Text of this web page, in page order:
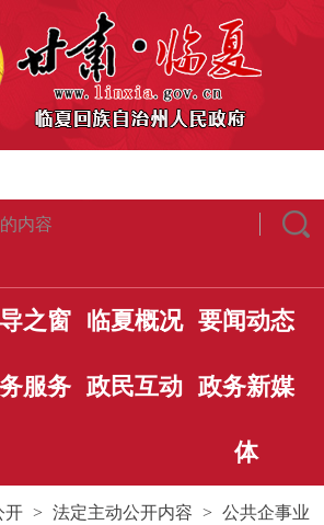
之窗 临夏概况 要闻动态
服务 政民互动 政务新媒
体
开 > 法定主动公开内容 > 公共企事业